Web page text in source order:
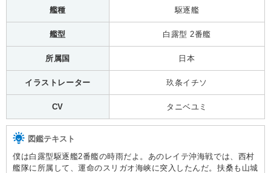
艦種 駆逐艦
艦型 白露型 2番艦
所属国 日本
イラストレーター 玖条イチソ
CV タニベユミ
図鑑テキスト
僕は白露型駆逐艦2番艦の時雨だよ。あのレイテ沖海戦では、西村
艦隊に所属して、運命のスリガオ海峡に突入したんだ。扶桑も山城